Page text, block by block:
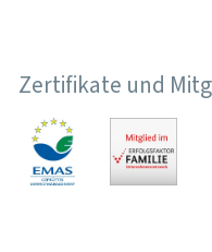
Zertifikate und